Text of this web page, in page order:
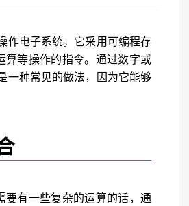
作电子系统。它采用可编程存
算等操作的指令。通过数字或
一种常见的做法，因为它能够
要有一些复杂的运算的话，通